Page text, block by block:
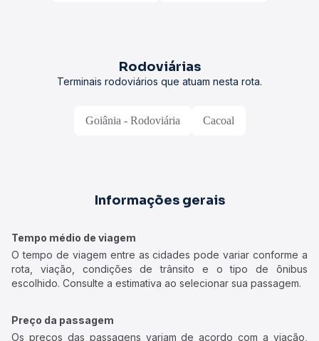
Rodoviárias
Terminais rodoviários que atuam nesta rota.
Goiânia - Rodoviária Cacoal
Informações gerais
Tempo médio de viagem
O tempo de viagem entre as cidades pode variar conforme a
rota, viação, condições de trânsito e o tipo de ônibus
escolhido. Consulte a estimativa ao selecionar sua passagem.
Preço da passagem
Os preços das passagens variam de acordo com a viação,